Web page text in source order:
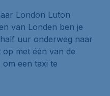
London Luton
van Londen ben je
uur onderweg naar
met één van de
om een taxi te